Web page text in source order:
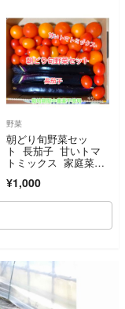
野菜
朝どり旬野菜セッ
ト 長茄子 甘いトマ
トミックス 家庭菜
使用
¥1,000